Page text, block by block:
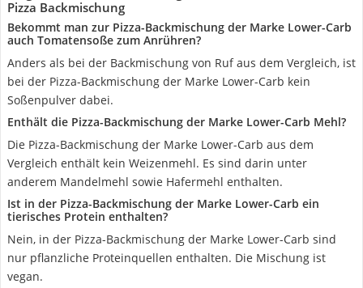
Pizza Backmischung
Bekommt man zur Pizza-Backmischung der Marke Lower-Carb
auch Tomatensoße zum Anrühren?
Anders als bei der Backmischung von Ruf aus dem Vergleich, ist
bei der Pizza-Backmischung der Marke Lower-Carb kein
Soßenpulver dabei.
Enthält die Pizza-Backmischung der Marke Lower-Carb Mehl?
Die Pizza-Backmischung der Marke Lower-Carb aus dem
Vergleich enthält kein Weizenmehl. Es sind darin unter
anderem Mandelmehl sowie Hafermehl enthalten.
Ist in der Pizza-Backmischung der Marke Lower-Carb ein
tierisches Protein enthalten?
Nein, in der Pizza-Backmischung der Marke Lower-Carb sind
nur pflanzliche Proteinquellen enthalten. Die Mischung ist
vegan.